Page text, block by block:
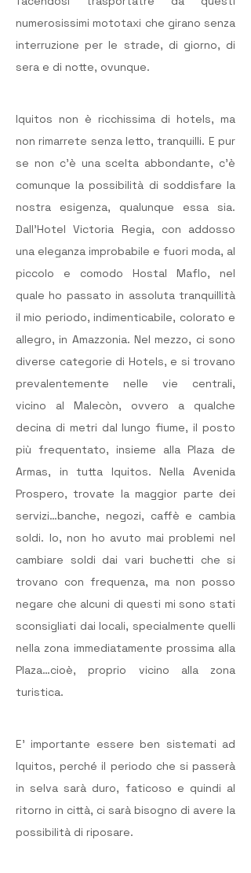
numerosissimi mototaxi che girano senza
interruzione per le strade, di giorno, di
sera e di notte, ovunque.
Iquitos non è ricchissima di hotels, ma
non rimarrete senza letto, tranquilli. E pur
se non c’è una scelta abbondante, c’è
comunque la possibilità di soddisfare la
nostra esigenza, qualunque essa sia.
Dall’Hotel Victoria Regia, con addosso
una eleganza improbabile e fuori moda, al
piccolo e comodo Hostal Maflo, nel
quale ho passato in assoluta tranquillità
il mio periodo, indimenticabile, colorato e
allegro, in Amazzonia. Nel mezzo, ci sono
diverse categorie di Hotels, e si trovano
prevalentemente nelle vie centrali,
vicino al Malecòn, ovvero a qualche
decina di metri dal lungo fiume, il posto
più frequentato, insieme alla Plaza de
Armas, in tutta Iquitos. Nella Avenida
Prospero, trovate la maggior parte dei
servizi…banche, negozi, caffè e cambia
soldi. Io, non ho avuto mai problemi nel
cambiare soldi dai vari buchetti che si
trovano con frequenza, ma non posso
negare che alcuni di questi mi sono stati
sconsigliati dai locali, specialmente quelli
nella zona immediatamente prossima alla
Plaza…cioè, proprio vicino alla zona
turistica.
E’ importante essere ben sistemati ad
Iquitos, perché il periodo che si passerà
in selva sarà duro, faticoso e quindi al
ritorno in città, ci sarà bisogno di avere la
possibilità di riposare.